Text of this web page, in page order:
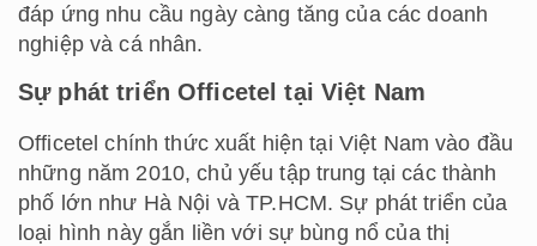
đáp ứng nhu cầu ngày càng tăng của các doanh
nghiệp và cá nhân.
Sự phát triển Officetel tại Việt Nam
Officetel chính thức xuất hiện tại Việt Nam vào đầu
những năm 2010, chủ yếu tập trung tại các thành
phố lớn như Hà Nội và TP.HCM. Sự phát triển của
loại hình này gắn liền với sự bùng nổ của thị